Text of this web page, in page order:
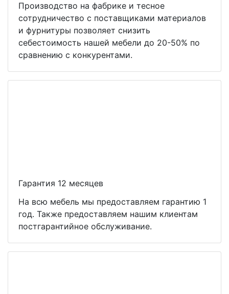
Производство на фабрике и тесное
сотрудничество с поставщиками материалов
и фурнитуры позволяет снизить
себестоимость нашей мебели до 20-50% по
сравнению с конкурентами.
Гарантия 12 месяцев
На всю мебель мы предоставляем гарантию 1
год. Также предоставляем нашим клиентам
постгарантийное обслуживание.